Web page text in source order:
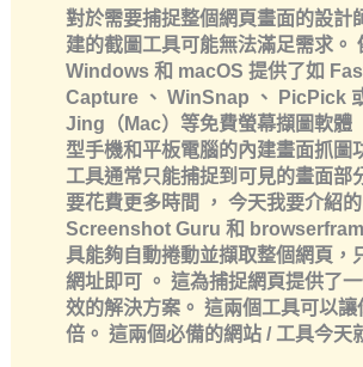
對於需要捕捉整個網頁畫面的設計
建的截圖工具可能無法滿足需求。
Windows 和 macOS 提供了如
Capture 、 WinSnap 、 PicPick
Jing（Mac）等免費螢幕擷圖軟體
型手機和平板電腦的內建畫面抓圖
工具通常只能捕捉到可見的畫面部
要花費更多時間 ， 今天我要介紹的
Screenshot Guru 和
具能夠自動捲動並擷取整個網頁，
網址即可 。 這為捕捉網頁提供了
效的解決方案。 這兩個工具可以
倍。 這兩個必備的網站 / 工具今天